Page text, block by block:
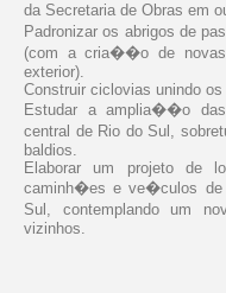
da Secretaria de Obras em
Padronizar os abrigos de
(com a cria��o de
exterior).
Construir ciclovias unindo
Estudar a amplia��o
central de Rio do Sul,
baldios.
Elaborar um projeto de
caminh�es e ve�culos de
Sul, contemplando um
vizinhos.